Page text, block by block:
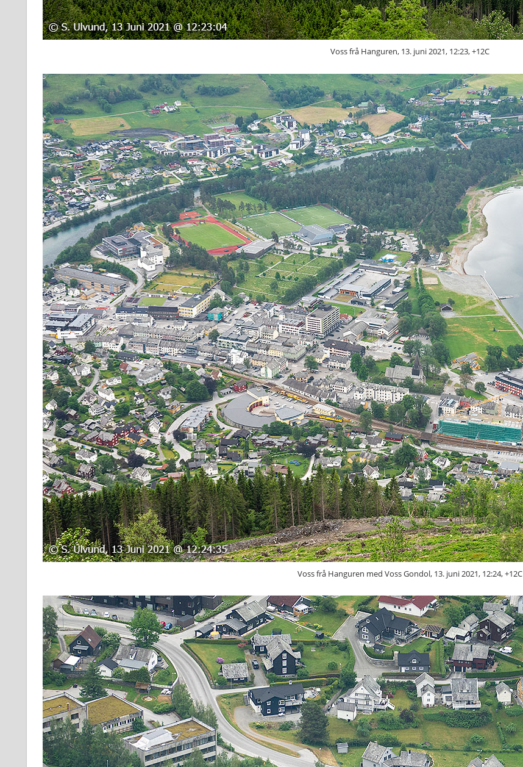
Voss frå Hanguren, 13. juni 2021, 12:23, +12C
Voss frå Hanguren med Voss Gondol, 13. juni 2021, 12:24, +12C